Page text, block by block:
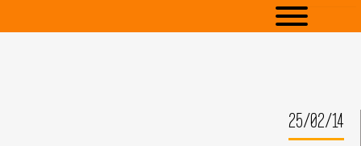
25/02/14